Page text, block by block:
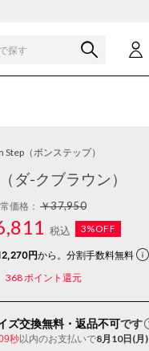
Step（ボンステップ）
ダ-クブラウン）
価格：￥37,950
税込 3%OFF
円から。分割手数料無料
368ポイント還元
ズ交換無料・返品不可です
秒以内のお支払いで8月10日(月)